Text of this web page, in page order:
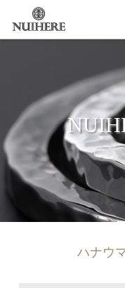
ハナウ